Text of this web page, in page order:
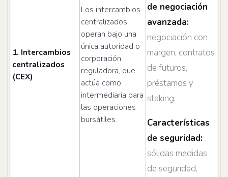
1. Intercambios
centralizados
(CEX)
Los intercambios
centralizados
operan bajo una
única autoridad o
corporación
reguladora, que
actúa como
intermediaria para
las operaciones
bursátiles.
de negociación
avanzada:
negociación con
margen, contratos
de futuros,
préstamos y
staking.
Características
de seguridad:
sólidas medidas
de seguridad,